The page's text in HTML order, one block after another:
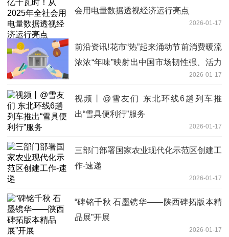
会用电量数据透视经济运行亮点
2026-01-17
前沿资讯!花市“热”起来涌动节前消费暖流
浓浓“年味”映射出中国市场韧性强、活力
2026-01-17
视频丨@雪友们 东北环线6趟列车推
出“雪具便利行”服务
2026-01-17
三部门部署国家农业现代化示范区创建工
作-速递
2026-01-17
“碑铭千秋 石墨镌华——陕西碑拓版本精
品展”开展
2026-01-17